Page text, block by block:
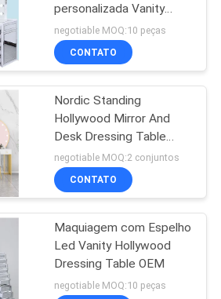
da
cápsula
19
personalizada Vanity
Hollywood Mirror
Dressing Table
negotiable MOQ:10 peças
CONTATO
Nordic Standing
Hollywood Mirror And
Desk Dressing Table
Com Caixas
negotiable MOQ:2 conjuntos
CONTATO
Maquiagem com Espelho
Led Vanity Hollywood
Dressing Table OEM
negotiable MOQ:10 peças